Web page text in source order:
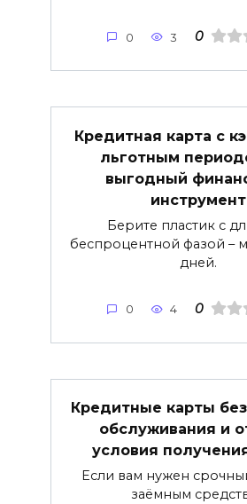
0 3 0
Кредитная карта с
льготным
выгодный
инструмент
Берите пластик с
беспроцентной фазой –
дней.
0 4 0
Кредитные карты
обслуживания и
условия
Если вам нужен
заёмным